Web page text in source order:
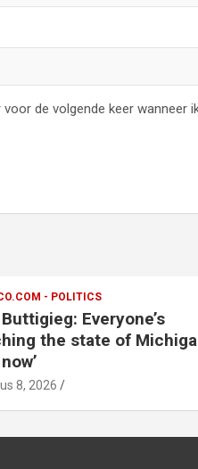
de volgende keer wanneer
- POLITICS
Everyone’s
the state of
8, 2026